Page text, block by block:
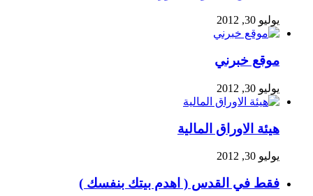
يوليو 30, 2012
موقع خبرني
يوليو 30, 2012
هيئة الاوراق المالية
يوليو 30, 2012
فقط في القدس ( اهدم بيتك بنفسك )